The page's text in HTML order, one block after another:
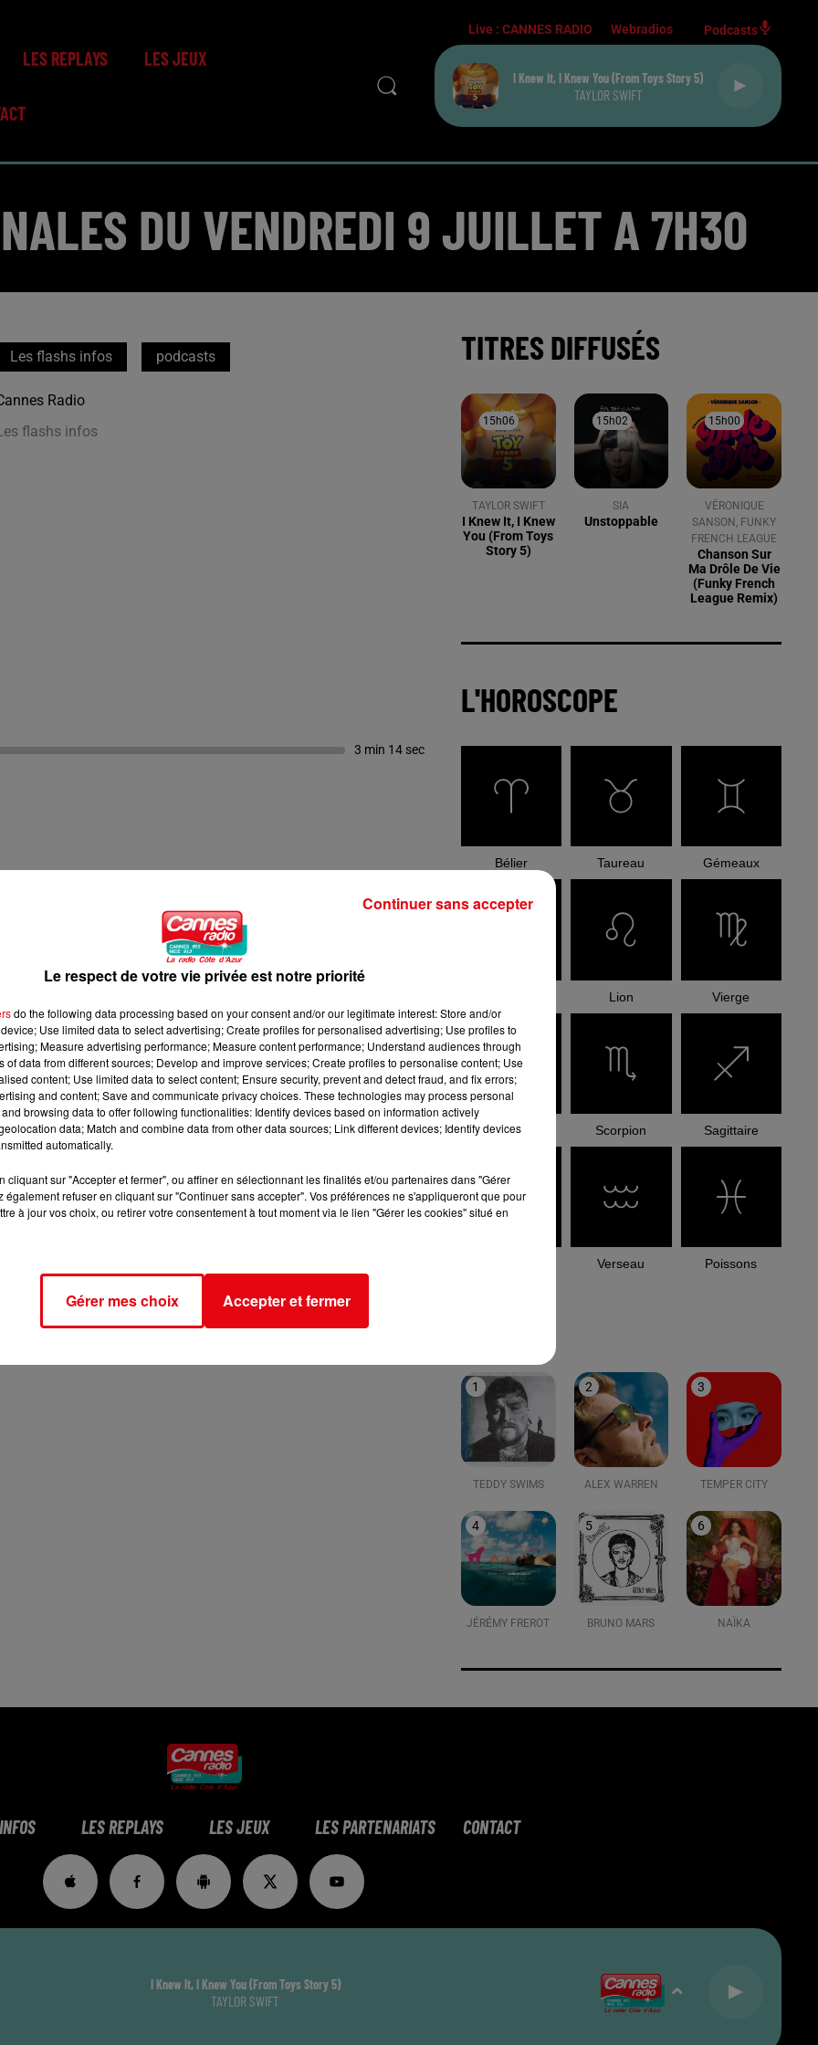
LES REPLAYS LES JEUX
Live :CANNES RADIO Webradios Podcasts
I Knew It, I Knew You (from Toys Story 5)
TAYLOR SWIFT
DU VENDREDI 9 JUILLET A 7H30
Les flashs infos podcasts
Radio
flashs infos
3 min 14 sec
TITRES DIFFUSÉS
15h06
15h06
TAYLOR SWIFT
I Knew It, I Knew
You (from Toys
Story 5)
15h02
15h02
SIA
Unstoppable
15h00
15h00
VÉRONIQUE
SANSON, FUNKY
FRENCH LEAGUE
Chanson Sur
Ma Drôle De Vie
(funky French
League Remix)
L'HOROSCOPE
Bélier Taureau Gémeaux
Lion Vierge
Balance Scorpion Sagittaire
Verseau Poissons
1
TEDDY SWIMS
2
ALEX WARREN
3
TEMPER CITY
4
JÉRÉMY FREROT
5
BRUNO MARS
6
NAÏKA
LES REPLAYS LES JEUX LES PARTENARIATS CONTACT
I Knew It, I Knew You (from Toys Story 5)
TAYLOR SWIFT
Le respect de votre vie privée est notre priorité
do the following data processing based on your consent and/or our legitimate interest: Store and/or
Use limited data to select advertising; Create profiles for personalised advertising; Use profiles to
Measure advertising performance; Measure content performance; Understand audiences through
of data from different sources; Develop and improve services; Create profiles to personalise content; Use
content; Use limited data to select content; Ensure security, prevent and detect fraud, and fix errors;
and content; Save and communicate privacy choices. These technologies may process personal
browsing data to offer following functionalities: Identify devices based on information actively
data; Match and combine data from other data sources; Link different devices; Identify devices
automatically.
cliquant sur "Accepter et fermer", ou affiner en sélectionnant les finalités et/ou partenaires dans "Gérer
également refuser en cliquant sur "Continuer sans accepter". Vos préférences ne s'appliqueront que pour
à jour vos choix, ou retirer votre consentement à tout moment via le lien "Gérer les cookies" situé en
Gérer mes choix Accepter et fermer
Continuer sans accepter